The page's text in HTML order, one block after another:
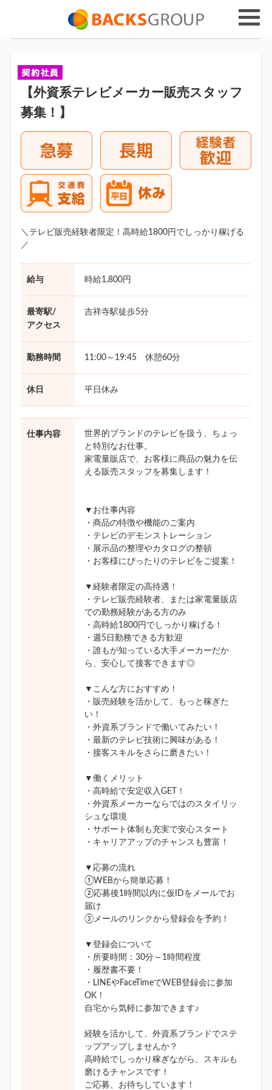
【外資系テレビメーカー販売スタッフ
募集！】
＼テレビ販売経験者限定！高時給1800円でしっかり稼げる
／
給与 時給1,800円
最寄駅/
アクセス
吉祥寺駅徒歩5分
勤務時間 11:00～19:45 休憩60分
休日 平日休み
仕事内容
世界的ブランドのテレビを扱う、ちょっ
と特別なお仕事。
家電量販店で、お客様に商品の魅力を伝
える販売スタッフを募集します！
▼お仕事内容
・商品の特徴や機能のご案内
・テレビのデモンストレーション
・展示品の整理やカタログの整頓
・お客様にぴったりのテレビをご提案！
▼経験者限定の高待遇！
・テレビ販売経験者、または家電量販店
での勤務経験がある方のみ
・高時給1800円でしっかり稼げる！
・週5日勤務できる方歓迎
・誰もが知っている大手メーカーだか
ら、安心して接客できます◎
▼こんな方におすすめ！
・販売経験を活かして、もっと稼ぎた
い！
・外資系ブランドで働いてみたい！
・最新のテレビ技術に興味がある！
・接客スキルをさらに磨きたい！
▼働くメリット
・高時給で安定収入GET！
・外資系メーカーならではのスタイリッ
シュな環境
・サポート体制も充実で安心スタート
・キャリアアップのチャンスも豊富！
▼応募の流れ
①WEBから簡単応募！
②応募後1時間以内に仮IDをメールでお
届け
③メールのリンクから登録会を予約！
▼登録会について
・所要時間：30分～1時間程度
・履歴書不要！
・LINEやFaceTimeでWEB登録会に参加
OK！
自宅から気軽に参加できます♪
経験を活かして、外資系ブランドでステ
ップアップしませんか？
高時給でしっかり稼ぎながら、スキルも
磨けるチャンスです！
ご応募、お待ちしています！